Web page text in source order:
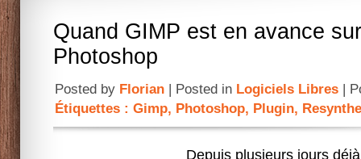
Quand GIMP est en avance sur
Photoshop
Posted by Florian | Posted in Logiciels Libres |
Étiquettes : Gimp, Photoshop, Plugin,
Depuis plusieurs jours